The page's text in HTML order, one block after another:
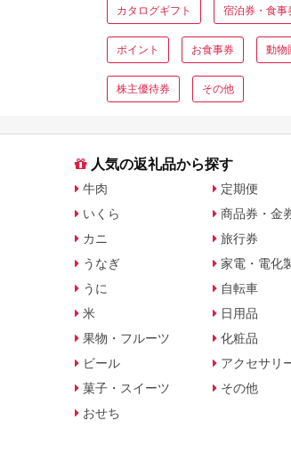
カタログギフト 宿泊券・食事
ポイント お食事券 動物
株主優待券 その他
人気の返礼品から探す
牛肉
いくら
カニ
うなぎ
うに
米
果物・フルーツ
ビール
菓子・スイーツ
おせち
定期便
商品券・金
旅行券
家電・電化
自転車
日用品
化粧品
アクセサリ
その他